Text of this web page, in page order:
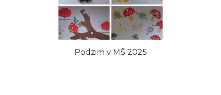
Podzim v MŠ 2025